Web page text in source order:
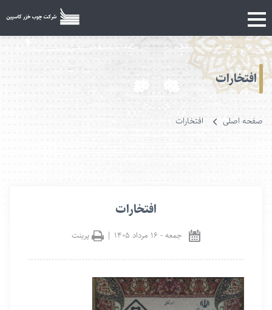
افتخارات
صفحه اصلی افتخارات
افتخارات
جمعه- ۱۶ مرداد ۱۴۰۵ | پرینت